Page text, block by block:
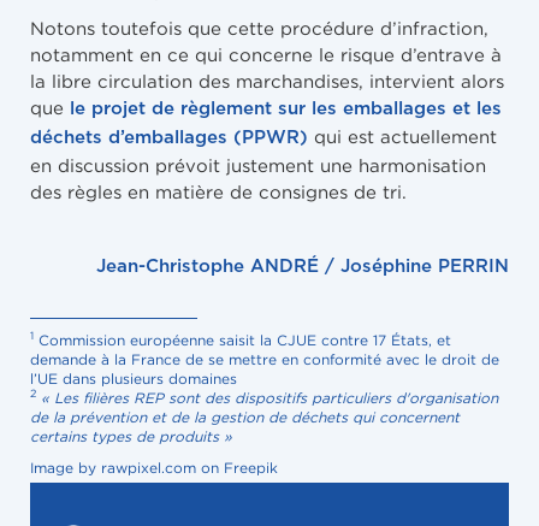
Notons toutefois que cette procédure d’infraction,
notamment en ce qui concerne le risque d’entrave à
la libre circulation des marchandises, intervient alors
que
le projet de règlement sur les emballages et les
déchets d’emballages (PPWR) qui est actuellement
en discussion prévoit justement une harmonisation
des règles en matière de consignes de tri.
Jean-Christophe ANDRÉ / Joséphine PERRIN
1 Commission européenne saisit la CJUE contre 17 États, et
demande à la France de se mettre en conformité avec le droit de
l’UE dans plusieurs domaines
2 « Les filières REP sont des dispositifs particuliers d'organisation
de la prévention et de la gestion de déchets qui concernent
certains types de produits »
Image by rawpixel.com on Freepik